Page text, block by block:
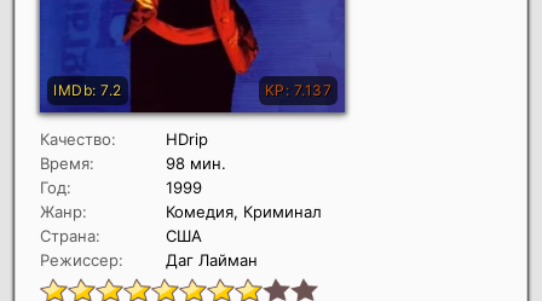
Качество:
HDrip
Время:
98 мин.
Год:
1999
Жанр:
Комедия, Криминал
Страна:
США
Режиссер:
Даг Лайман